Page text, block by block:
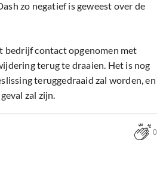
zo negatief is geweest over de
bedrijf contact opgenomen met
terug te draaien. Het is nog
teruggedraaid zal worden, en
zal zijn.
0